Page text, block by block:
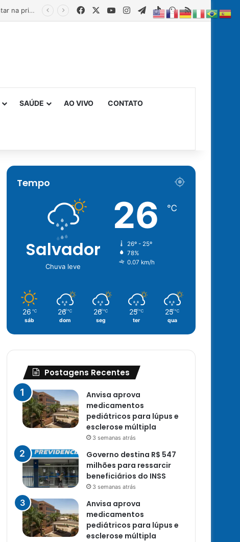
Estado fortalece creches comunitárias com equipamentos para ampliar a segurança alimentar na primeira infância FacebookYouTubeInstagram
Telegram
TikTokWhatsApp
RSS
SAÚDE AO VIVO CONTATO
Tempo
Salvador
Chuva leve
26 ℃
26º - 25º
78%
0.07 km/h
26 ℃
sáb
26 ℃
dom
26 ℃
seg
25 ℃
ter
25 ℃
qua
Postagens Recentes
Anvisa aprova
medicamentos
pediátricos para lúpus e
esclerose múltipla
3 semanas atrás
Governo destina R$ 547
milhões para ressarcir
beneficiários do INSS
3 semanas atrás
Anvisa aprova
medicamentos
pediátricos para lúpus e
esclerose múltipla